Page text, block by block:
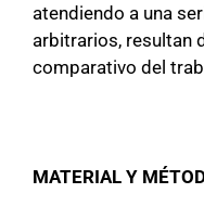
atendiendo a una
arbitrarios, resultan
comparativo del
MATERIAL Y